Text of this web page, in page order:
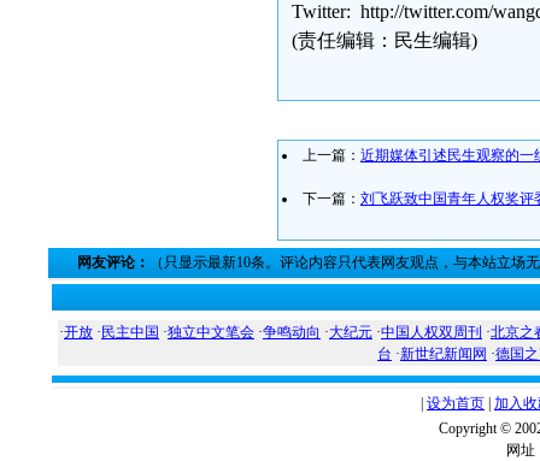
Twitter: http://twitter.com/
(责任编辑：民生编辑)
上一篇： 近期媒体引述民生观察的一
下一篇： 刘飞跃致中国青年人权奖评
网友评论： （只显示最新10条。评论内容只代表网友观点，与本站立场
·开放 · 民主中国 ·独立中文笔会 ·争鸣动向 ·大纪元 ·中国人权双周刊 ·北京之
台 ·新世纪新闻网 ·德国
设为首页 加入
Copyright ©
网址